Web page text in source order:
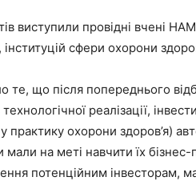
виступили провідні вчені
сфери охорони
те, що після попереднього
реалізації,
практику охорони здоров’я)
мали на меті навчити їх
потенційним інвесторам,